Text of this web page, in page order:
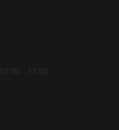
07:00 – 17:00